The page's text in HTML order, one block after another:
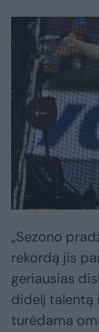
„Sezono
rekordą jis
geriausias
didelį talentą
turėdama